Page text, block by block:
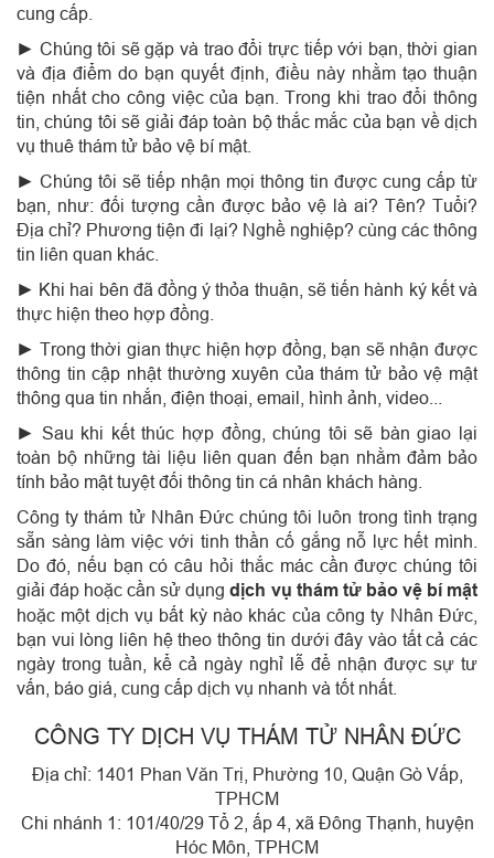
cung cấp.
► Chúng tôi sẽ gặp và trao đổi trực tiếp với bạn, thời gian
và địa điểm do bạn quyết định, điều này nhằm tạo thuận
tiện nhất cho công việc của bạn. Trong khi trao đổi thông
tin, chúng tôi sẽ giải đáp toàn bộ thắc mắc của bạn về dịch
vụ thuê thám tử bảo vệ bí mật.
► Chúng tôi sẽ tiếp nhận mọi thông tin được cung cấp từ
bạn, như: đối tượng cần được bảo vệ là ai? Tên? Tuổi?
Địa chỉ? Phương tiện đi lại? Nghề nghiệp? cùng các thông
tin liên quan khác.
► Khi hai bên đã đồng ý thỏa thuận, sẽ tiến hành ký kết và
thực hiện theo hợp đồng.
► Trong thời gian thực hiện hợp đồng, bạn sẽ nhận được
thông tin cập nhật thường xuyên của thám tử bảo vệ mật
thông qua tin nhắn, điện thoại, email, hình ảnh, video...
► Sau khi kết thúc hợp đồng, chúng tôi sẽ bàn giao lại
toàn bộ những tài liệu liên quan đến bạn nhằm đảm bảo
tính bảo mật tuyệt đối thông tin cá nhân khách hàng.
Công ty thám tử Nhân Đức chúng tôi luôn trong tình trạng
sẵn sàng làm việc với tinh thần cố gắng nỗ lực hết mình.
Do đó, nếu bạn có câu hỏi thắc mác cần được chúng tôi
giải đáp hoặc cần sử dụngdịch vụ thám tử bảo vệ bí mật
hoặc một dịch vụ bất kỳ nào khác của công ty Nhân Đức,
bạn vui lòng liên hệ theo thông tin dưới đây vào tất cả các
ngày trong tuần, kể cả ngày nghỉ lễ để nhận được sự tư
vấn, báo giá, cung cấp dịch vụ nhanh và tốt nhất.
CÔNG TY DỊCH VỤ THÁM TỬ NHÂN ĐỨC
Địa chỉ: 1401 Phan Văn Trị, Phường 10, Quận Gò Vấp,
TPHCM
Chi nhánh 1: 101/40/29 Tổ 2, ấp 4, xã Đông Thạnh, huyện
Hóc Môn, TPHCM